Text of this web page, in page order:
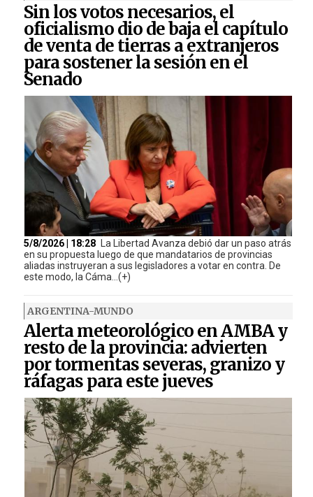
Sin los votos necesarios, el
oficialismo dio de baja el capítulo
de venta de tierras a extranjeros
para sostener la sesión en el
Senado
5/8/2026 | 18:28
La Libertad Avanza debió dar un paso atrás
en su propuesta luego de que mandatarios de provincias
aliadas instruyeran a sus legisladores a votar en contra. De
este modo, la Cáma...(+)
ARGENTINA-MUNDO
Alerta meteorológico en AMBA y
resto de la provincia: advierten
por tormentas severas, granizo y
ráfagas para este jueves